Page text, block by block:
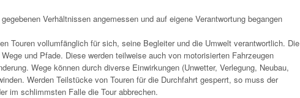
Verhältnissen angemessen und auf eigene Verantwortung begangen
Touren vollumfänglich für sich, seine Begleiter und die Umwelt verantwortlich. Die
und Pfade. Diese werden teilweise auch von motorisierten Fahrzeugen
Wege können durch diverse Einwirkungen (Unwetter, Verlegung, Neubau,
Werden Teilstücke von Touren für die Durchfahrt gesperrt, so muss der
im schlimmsten Falle die Tour abbrechen.